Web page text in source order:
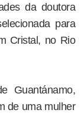
da doutora
para
Cristal, no Rio
Guantánamo,
de uma mulher